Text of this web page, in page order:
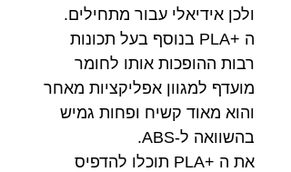
ולכן אידיאלי עבור מתחילים.
ה +PLA בנוסף בעל תכונות
רבות ההופכות אותו לחומר
מועדף למגוון אפליקציות מאחר
והוא מאוד קשיח ופחות גמיש
בהשוואה ל-ABS.
את ה +PLA תוכלו להדפיס